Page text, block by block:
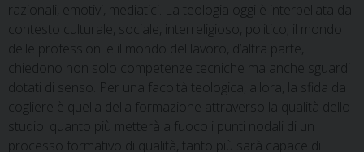
razionali, emotivi, mediatici. La teologia oggi è interpellata dal
contesto culturale, sociale, interreligioso, politico; il mondo
delle professioni e il mondo del lavoro, d’altra parte,
chiedono non solo competenze tecniche ma anche sguardi
dotati di senso. Per una facoltà teologica, allora, la sfida da
cogliere è quella della formazione attraverso la qualità dello
studio: quanto più metterà a fuoco i punti nodali di un
processo formativo di qualità, tanto più sarà capace di